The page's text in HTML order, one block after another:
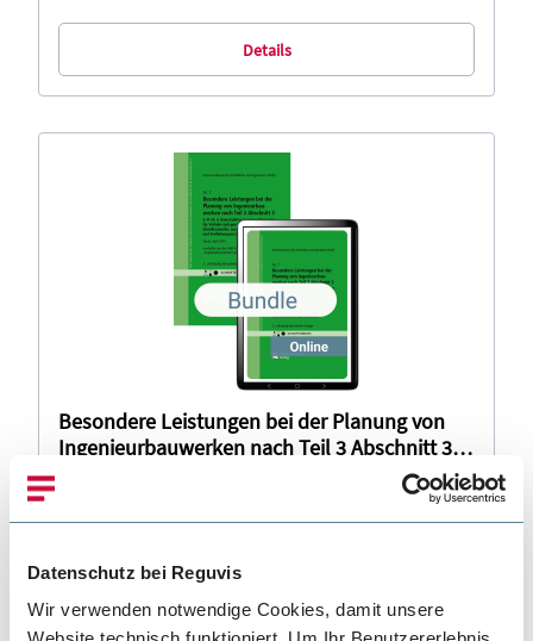
Datenschutz bei Reguvis
Wir verwenden notwendige Cookies, damit unsere
Details
Besondere Leistungen bei der Planung von
Ingenieurbauwerken nach Teil 3 Abschnitt 3, §
41 Nr. 6 (konstruktive Ingenieurbauwerke für
Einzelbauwerke ausgenommen Gebäude und
25,90 €inkl. MwSt.
Details